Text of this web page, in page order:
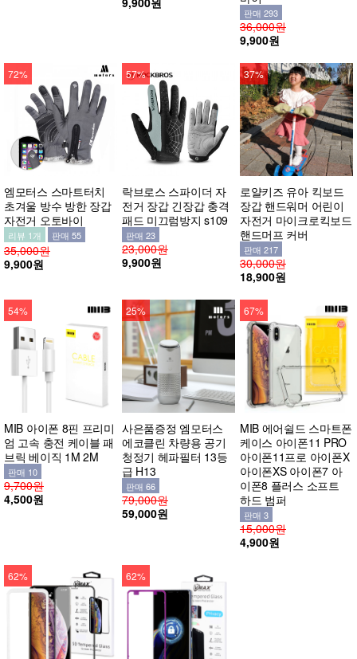
판매 293
36,000원
9,900원
72%
엠모터스 스마트터치
초겨울 방수 방한 장갑
자전거 오토바이
리뷰 1개 판매 55
35,000원
9,900원
57%
락브로스 스파이더 자
전거 장갑 긴장갑 충격
패드 미끄럼방지 s109
판매 23
23,000원
9,900원
37%
로얄키즈 유아 킥보드
장갑 핸드워머 어린이
자전거 마이크로킥보드
핸드머프 커버
판매 217
30,000원
18,900원
54%
MIB 아이폰 8핀 프리미
엄 고속 충전 케이블 패
브릭 베이직 1M 2M
판매 10
9,700원
4,500원
25%
사은품증정 엠모터스
에코클린 차량용 공기
청정기 헤파필터 13등
급 H13
판매 66
79,000원
59,000원
67%
MIB 에어쉴드 스마트폰
케이스 아이폰11 PRO
아이폰11프로 아이폰X
아이폰XS 아이폰7 아
이폰8 플러스 소프트
하드 범퍼
판매 3
15,000원
4,900원
62% 62%